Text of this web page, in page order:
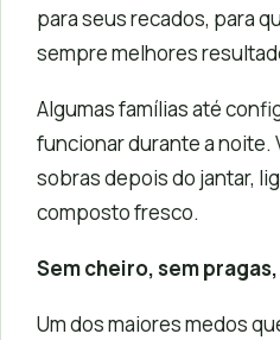
para seus recados, para
sempre melhores
Algumas famílias até
funcionar durante a noite.
sobras depois do jantar,
composto fresco.
Sem cheiro, sem
Um dos maiores medos